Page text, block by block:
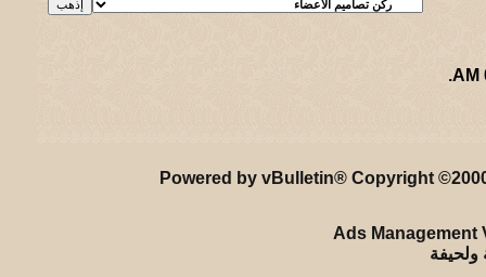
.
Powered by vBulletin® Copyright
Ads Management
ولحيفة